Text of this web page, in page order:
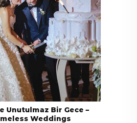
Unutulmaz Bir Gece –
Weddings